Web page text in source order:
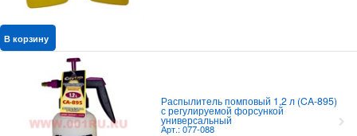
В корзину
Распылитель помповый 1,2 л (CA-895)
с регулируемой форсункой
универсальный
Арт.: 077-088